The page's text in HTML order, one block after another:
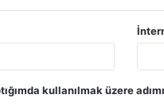
kullanılmak üzere